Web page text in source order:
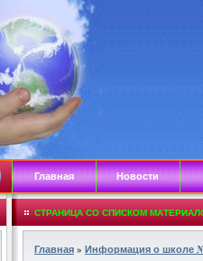
Главная Новости
СТРАНИЦА СО СПИСКОМ
Главная » Информация о школе